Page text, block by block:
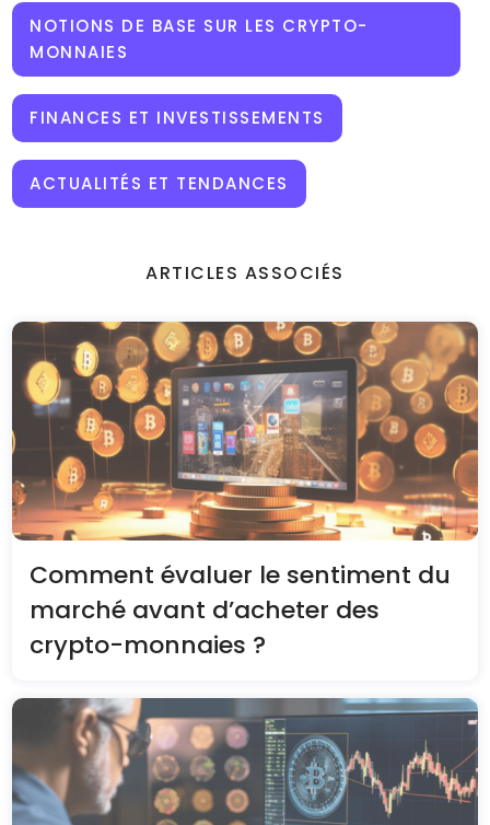
NOTIONS DE BASE SUR LES CRYPTO-
MONNAIES
FINANCES ET INVESTISSEMENTS
ACTUALITÉS ET TENDANCES
ARTICLES ASSOCIÉS
Comment évaluer le sentiment du
marché avant d’acheter des
crypto-monnaies ?